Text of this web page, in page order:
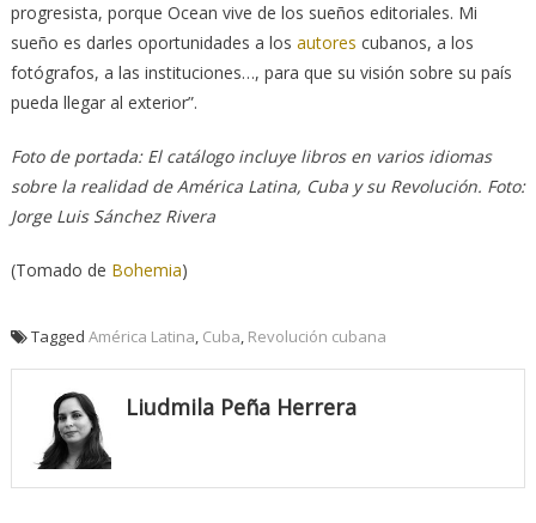
progresista, porque Ocean vive de los sueños editoriales. Mi
sueño es darles oportunidades a los autores cubanos, a los
fotógrafos, a las instituciones…, para que su visión sobre su país
pueda llegar al exterior”.
Foto de portada: El catálogo incluye libros en varios idiomas
sobre la realidad de América Latina, Cuba y su Revolución. Foto:
Jorge Luis Sánchez Rivera
(Tomado de Bohemia)
Tagged América Latina, Cuba, Revolución cubana
Liudmila Peña Herrera